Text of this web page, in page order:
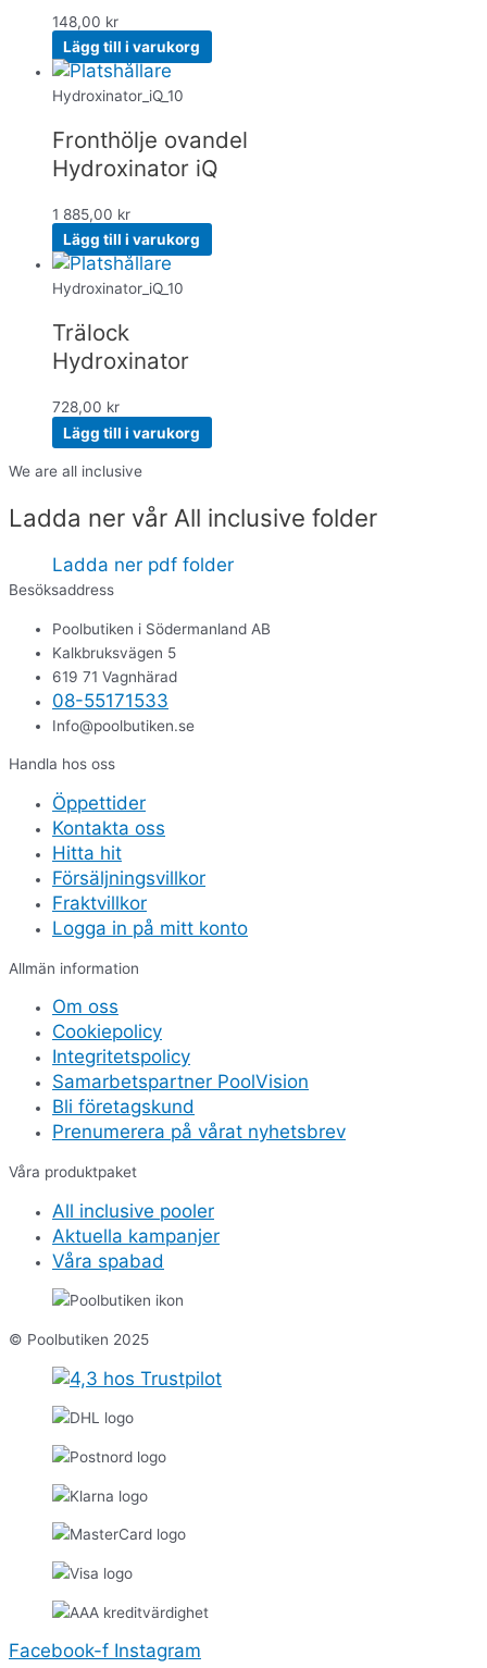
148,00 kr
Lägg till i varukorg
Hydroxinator_iQ_10
Fronthölje ovandel
Hydroxinator iQ
1 885,00 kr
Lägg till i varukorg
Hydroxinator_iQ_10
Trälock
Hydroxinator
728,00 kr
Lägg till i varukorg
We are all inclusive
Ladda ner vår All inclusive folder
Ladda ner pdf folder
Besöksaddress
Poolbutiken i Södermanland AB
Kalkbruksvägen 5
619 71 Vagnhärad
08-55171533
Info@poolbutiken.se
Handla hos oss
Öppettider
Kontakta oss
Hitta hit
Försäljningsvillkor
Fraktvillkor
Logga in på mitt konto
Allmän information
Om oss
Cookiepolicy
Integritetspolicy
Samarbetspartner PoolVision
Bli företagskund
Prenumerera på vårat nyhetsbrev
Våra produktpaket
All inclusive pooler
Aktuella kampanjer
Våra spabad
© Poolbutiken 2025
Facebook-f Instagram